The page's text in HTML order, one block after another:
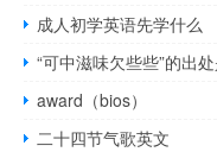
成人初学英语先学什么
“可中滋味欠些些”的出
award（bios）
二十四节气歌英文